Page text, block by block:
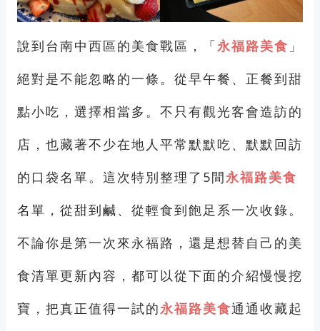
說到台南中西區的美食戰區，「永福路美食 」
絕對是不能忽略的一條。從早午餐、正餐到甜
點小吃，選擇相當多。不只有觀光客會造訪的
店，也藏著不少在地人平常默默吃、默默回訪
的口袋名單。這次特別整理了5間永福路美食
名單，從甜到鹹、從輕食到飽足系一次收錄。
不論你是第一次來永福路，還是想替自己的美
食清單更新內容，都可以從下面的介紹慢慢挖
寶，把真正值得一試的永福路美食通通收藏起